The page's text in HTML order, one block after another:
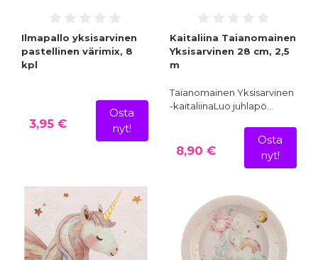
Ilmapallo yksisarvinen
pastellinen värimix, 8
kpl
3,95 €
Osta
nyt!
Kaitaliina Taianomainen
Yksisarvinen 28 cm, 2,5
m
Taianomainen Yksisarvinen
-kaitaliinaLuo juhlapö…
8,90 €
Osta
nyt!